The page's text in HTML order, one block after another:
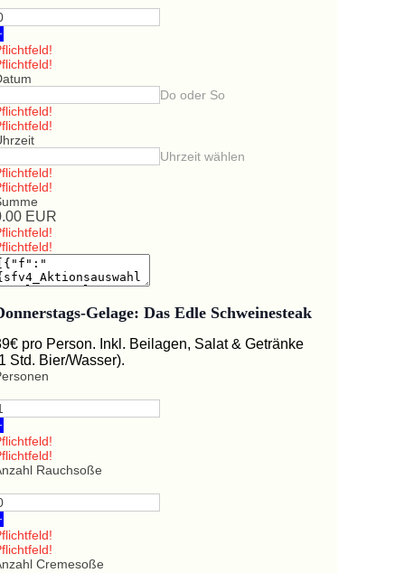
Do oder So
Uhrzeit wählen
EUR
Gelage: Das Edle Schweinesteak
pro Person. Inkl. Beilagen, Salat & Getränke
Std. Bier/Wasser).
Rauchsoße
Cremesoße